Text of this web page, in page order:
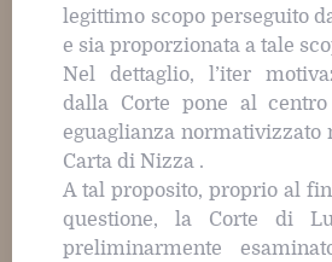
legittimo scopo perseguito
e sia proporzionata a tale
Nel dettaglio, l’iter
dalla Corte pone al
eguaglianza normativizzato
Carta di Nizza .
A tal proposito, proprio al
questione, la Corte di
preliminarmente